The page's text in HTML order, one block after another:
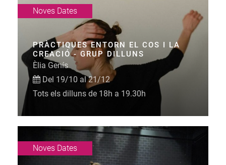
Noves Dates
PRÀCTIQUES ENTORN EL COS I LA
CREACIÓ - GRUP DILLUNS
Èlia Genís
Del 19/10 al 21/12
Tots els dilluns de 18h a 19.30h
Noves Dates